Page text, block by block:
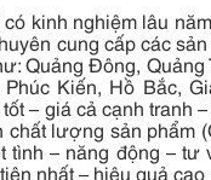
kinh nghiệm lâu
cung cấp các
Quảng Đông,
Kiến, Hồ Bắc,
– giá cả cạnh tranh
lượng sản phẩm
– năng động –
nhất – hiệu quả cao